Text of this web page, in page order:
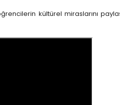
kültürel miraslarını